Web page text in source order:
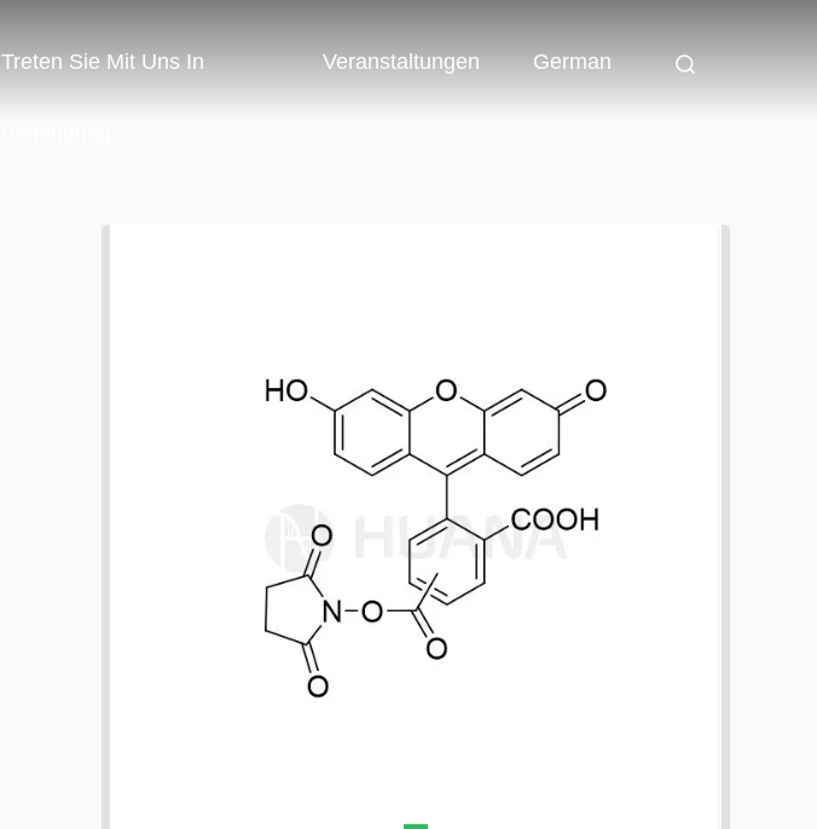
Treten Sie Mit Uns In Veranstaltungen German